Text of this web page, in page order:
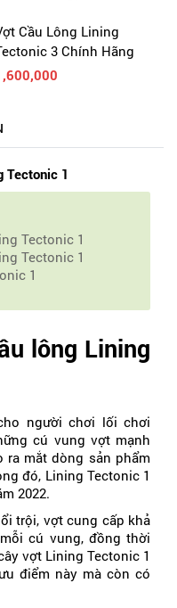
Cầu Lông Lining
Charging 75
Tectonic 1
Tectonic 1
Tectonic 1
1
lông Lining
người chơi lối chơi
cú vung vợt mạnh
ra mắt dòng sản phẩm
đó, Lining Tectonic 1
2022.
trội, vợt cung cấp khả
cú vung, đồng thời
vợt Lining Tectonic 1
điểm này mà còn có